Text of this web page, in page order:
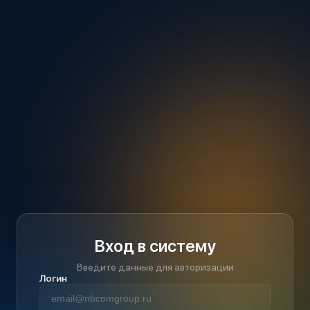
Вход в систему
Введите данные для авторизации
Логин